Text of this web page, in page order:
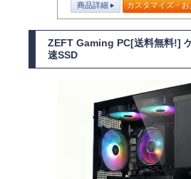
商品詳細 カスタマイズ・
ZEFT Gaming PC[送料無料!]
速SSD